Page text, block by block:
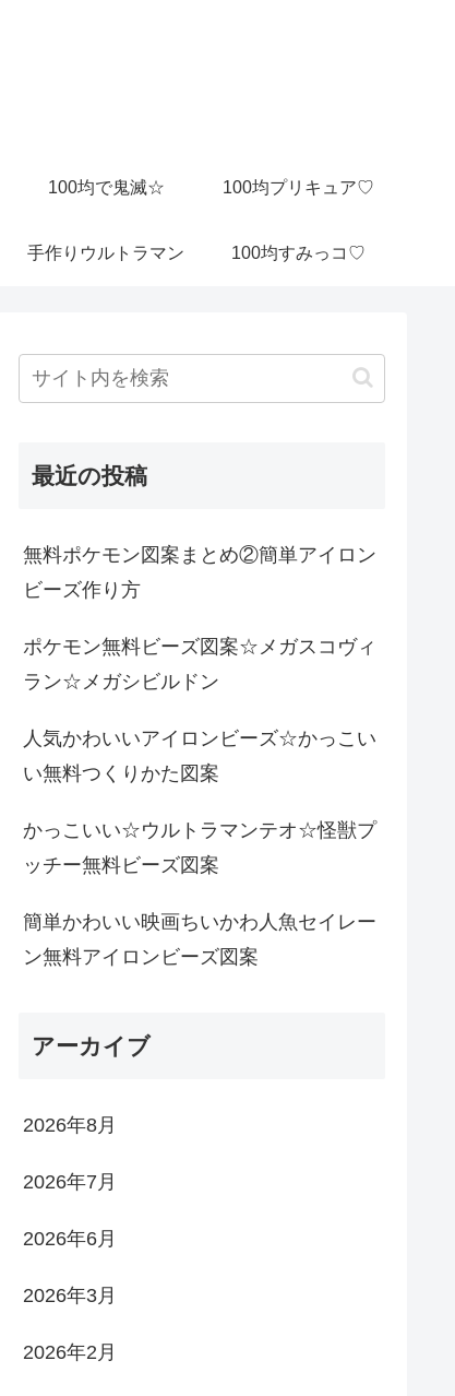
100均で鬼滅☆ 100均プリキュア♡
手作りウルトラマン 100均すみっコ♡
最近の投稿
無料ポケモン図案まとめ②簡単アイロン
ビーズ作り方
ポケモン無料ビーズ図案☆メガスコヴィ
ラン☆メガシビルドン
人気かわいいアイロンビーズ☆かっこい
い無料つくりかた図案
かっこいい☆ウルトラマンテオ☆怪獣プ
ッチー無料ビーズ図案
簡単かわいい映画ちいかわ人魚セイレー
ン無料アイロンビーズ図案
アーカイブ
2026年8月
2026年7月
2026年6月
2026年3月
2026年2月